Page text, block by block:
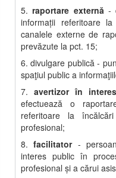
5.raportare externă-
informaţii referitoare
canalele externe de
prevăzute la pct. 15;
6. divulgare publică -
spaţiul public a
7. avertizor în
efectuează o
referitoare la
profesional;
8.facilitator-
interes public în
profesional şi a cărui